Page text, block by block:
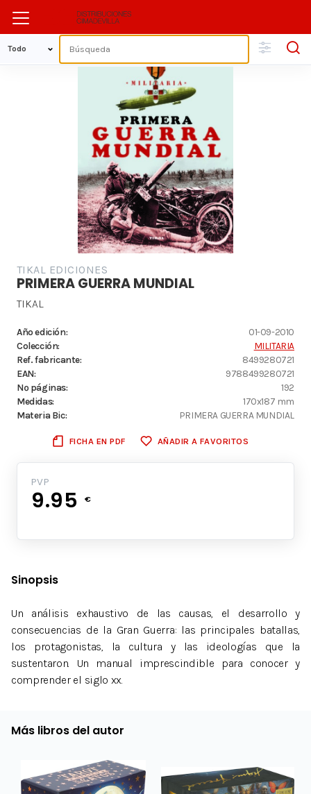
TIKAL EDICIONES
PRIMERA GUERRA MUNDIAL
TIKAL
Año edición:
01-09-2010
Colección:
MILITARIA
Ref. fabricante:
8499280721
EAN:
9788499280721
Nº páginas:
192
Medidas:
170x187 mm
Materia Bic:
PRIMERA GUERRA MUNDIAL
FICHA EN PDF AÑADIR A FAVORITOS
PVP
9.95 €
Sinopsis
Un análisis exhaustivo de las causas, el desarrollo y
consecuencias de la Gran Guerra: las principales batallas,
los protagonistas, la cultura y las ideologías que la
sustentaron. Un manual imprescindible para conocer y
comprender el siglo xx.
Más libros del autor